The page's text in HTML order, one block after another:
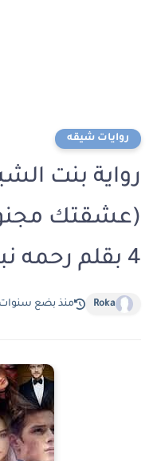
روايات شيقه
رواية بنت
(عشقتك
4 بقلم رحمه نبيل
Roka منذ بضع سنوات